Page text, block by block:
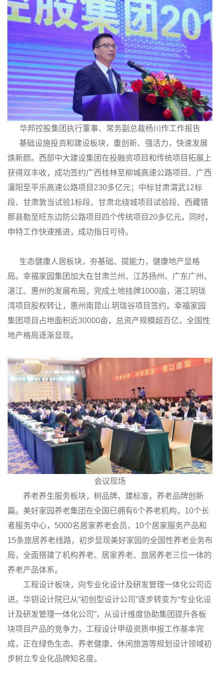
华邦控股集团执行董事、常务副总裁杨川作工作报告
基础设施投资和建设板块，重创新、强活力，快速发展
焕新颜。西部中大建设集团在投融资项目和传统项目拓展上
获得双丰收，成功签约广西桂林至柳城高速公路项目、广西
灌阳至平乐高速公路项目230多亿元；中标甘肃渭武12标
段、甘肃敦当试验1标段、甘肃北绕城项目试验段、西藏错
那县勒至旺东边防公路项目四个传统项目20多亿元，同时，
申特工作快速推进，成功指日可待。
生态健康人居板块，夯基础、提能力，健康地产显格
局。幸福家园集团加大在甘肃兰州、江苏扬州、广东广州、
湛江、惠州的发展布局，完成土地挂牌1000亩，湛江玥珑
湾项目股权转让，惠州南昆山.玥珑谷项目签约。幸福家园
集团项目占地面积近30000亩，总资产规模超百亿，全国性
地产格局逐渐显现。
会议现场
养老养生服务板块，树品牌、建标准，养老品牌创新
篇。美好家园养老集团在全国已拥有6个养老机构，10个长
者服务中心，5000名居家养老会员，10个居家服务产品和
15条旅居养老线路，初步显现美好家园的全国性养老业务布
局，全面搭建了机构养老、居家养老、旅居养老三位一体的
养老产品体系。
工程设计板块，向专业化设计及研发管理一体化公司迈
进。华钥设计院已从“初创型设计公司”逐步转变为“专业化设
计及研发管理一体化公司”，从设计维度协助集团提升各板
块项目产品的竞争力，工程设计甲级资质申报工作基本完
成，正在绿色生态、养老健康、休闲旅游等规划设计领域初
步树立专业化品牌知名度。